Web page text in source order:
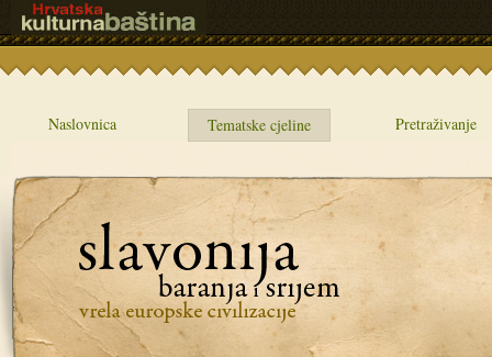
Naslovnica Tematske cjeline Pretraživanje